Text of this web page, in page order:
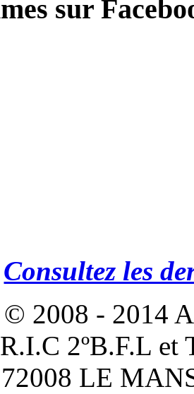
sur
Consultez les
2008 - 2014
2ºB.F.L
LE